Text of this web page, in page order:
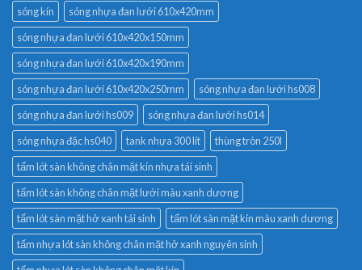
sóng kín
sóng nhựa đan lưới 610x420mm
sóng nhựa đan lưới 610x420x150mm
sóng nhựa đan lưới 610x420x190mm
sóng nhựa đan lưới 610x420x250mm
sóng nhựa đan lưới hs008
sóng nhựa đan lưới hs009
sóng nhựa đan lưới hs014
sóng nhựa đặc hs040
tank nhựa 300 lít
thùng tròn 250l
tấm lót sàn không chân mặt kín nhựa tái sinh
tấm lót sàn không chân mặt lưới màu xanh dương
tấm lót sàn mặt hở xanh tái sinh
tấm lót sàn mặt kín màu xanh dương
tấm nhựa lót sàn không chân mặt hở xanh nguyên sinh